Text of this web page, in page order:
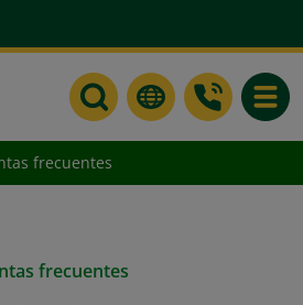
frecuentes
frecuentes